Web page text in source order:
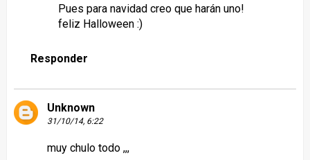
Pues para navidad creo que harán uno!
feliz Halloween :)
Responder
Unknown
31/10/14, 6:22
muy chulo todo ,,,